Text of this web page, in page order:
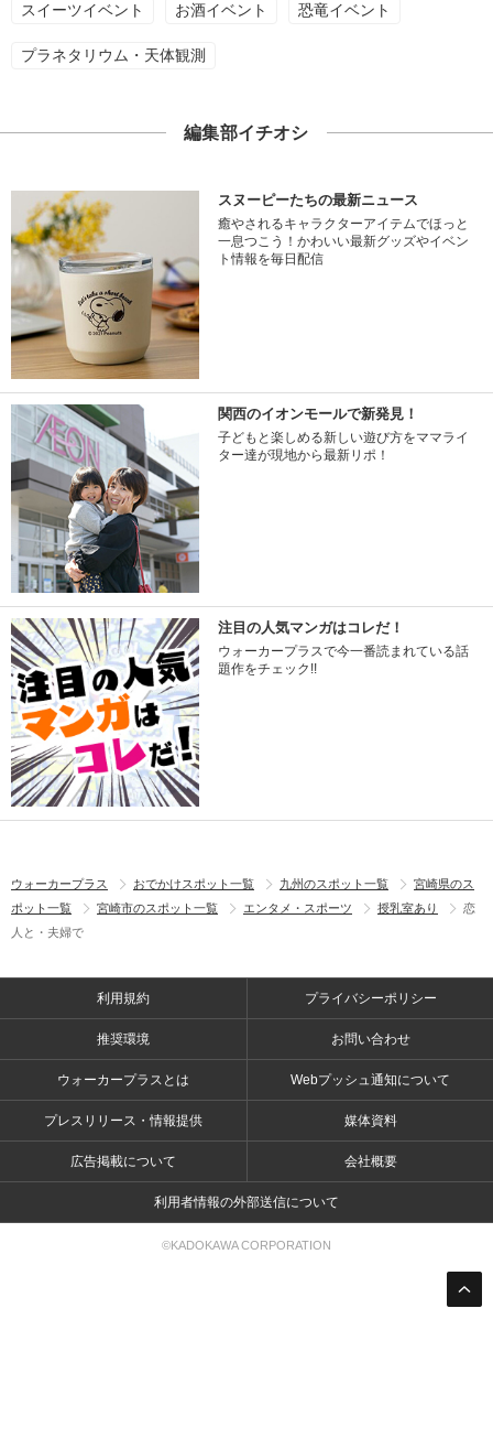
スイーツイベント お酒イベント 恐竜イベント
プラネタリウム・天体観測
編集部イチオシ
スヌーピーたちの最新ニュース
癒やされるキャラクターアイテムでほっと
一息つこう！かわいい最新グッズやイベン
ト情報を毎日配信
関西のイオンモールで新発見！
子どもと楽しめる新しい遊び方をママライ
ター達が現地から最新リポ！
注目の人気マンガはコレだ！
ウォーカープラスで今一番読まれている話
題作をチェック!!
ウォーカープラス おでかけスポット一覧 九州のスポット一覧
宮崎県のス
ポット一覧
宮崎市のスポット一覧 エンタメ・スポーツ 授乳室あり
恋
人と・夫婦で
利用規約 プライバシーポリシー
推奨環境 お問い合わせ
ウォーカープラスとは Webプッシュ通知について
プレスリリース・情報提供 媒体資料
広告掲載について 会社概要
利用者情報の外部送信について
©KADOKAWA CORPORATION